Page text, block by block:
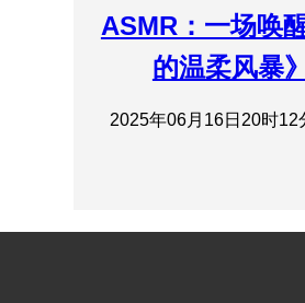
ASMR：一场唤
的温柔风暴》
2025年06月16日20时12